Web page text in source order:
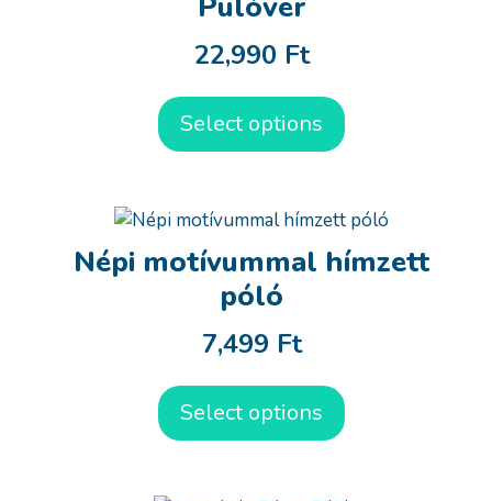
22,990 Ft
Select options
Népi motívummal hímzett
póló
7,499 Ft
Select options